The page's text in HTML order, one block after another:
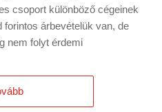
csoport különböző cégeinek
árbevételük van, de
nem folyt érdemi